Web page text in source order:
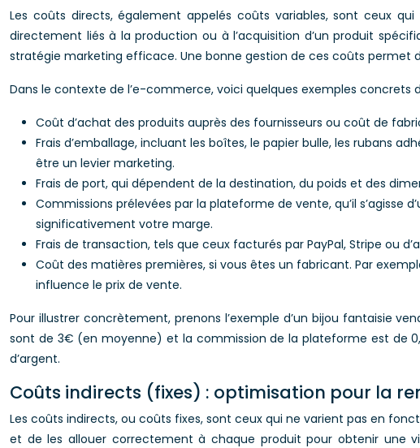
Les coûts directs, également appelés coûts variables, sont ceux
directement liés à la production ou à l’acquisition d’un produit
stratégie marketing efficace. Une bonne gestion de ces coûts permet
Dans le contexte de l’e-commerce, voici quelques exemples concrets
Coût d’achat des produits auprès des fournisseurs ou coût de
Frais d’emballage, incluant les boîtes, le papier bulle, les rubans
être un levier marketing.
Frais de port, qui dépendent de la destination, du poids et des
Commissions prélevées par la plateforme de vente, qu’il
significativement votre marge.
Frais de transaction, tels que ceux facturés par PayPal, Stripe ou
Coût des matières premières, si vous êtes un fabricant. Par
influence le prix de vente.
Pour illustrer concrètement, prenons l’exemple d’un bijou fantaisie
sont de 3€ (en moyenne) et la commission de la plateforme est de
d’argent.
Coûts indirects (fixes) : optimisation pour la
Les coûts indirects, ou coûts fixes, sont ceux qui ne varient pas en
et de les allouer correctement à chaque produit pour obtenir une